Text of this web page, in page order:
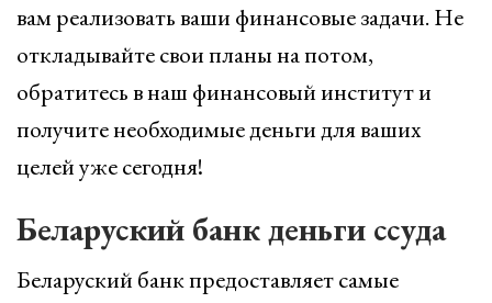
вам реализовать ваши финансовые задачи. Не
откладывайте свои планы на потом,
обратитесь в наш финансовый институт и
получите необходимые деньги для ваших
целей уже сегодня!
Беларуский банк деньги ссуда
Беларуский банк предоставляет самые